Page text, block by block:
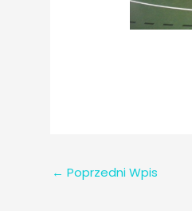
← Poprzedni Wpis